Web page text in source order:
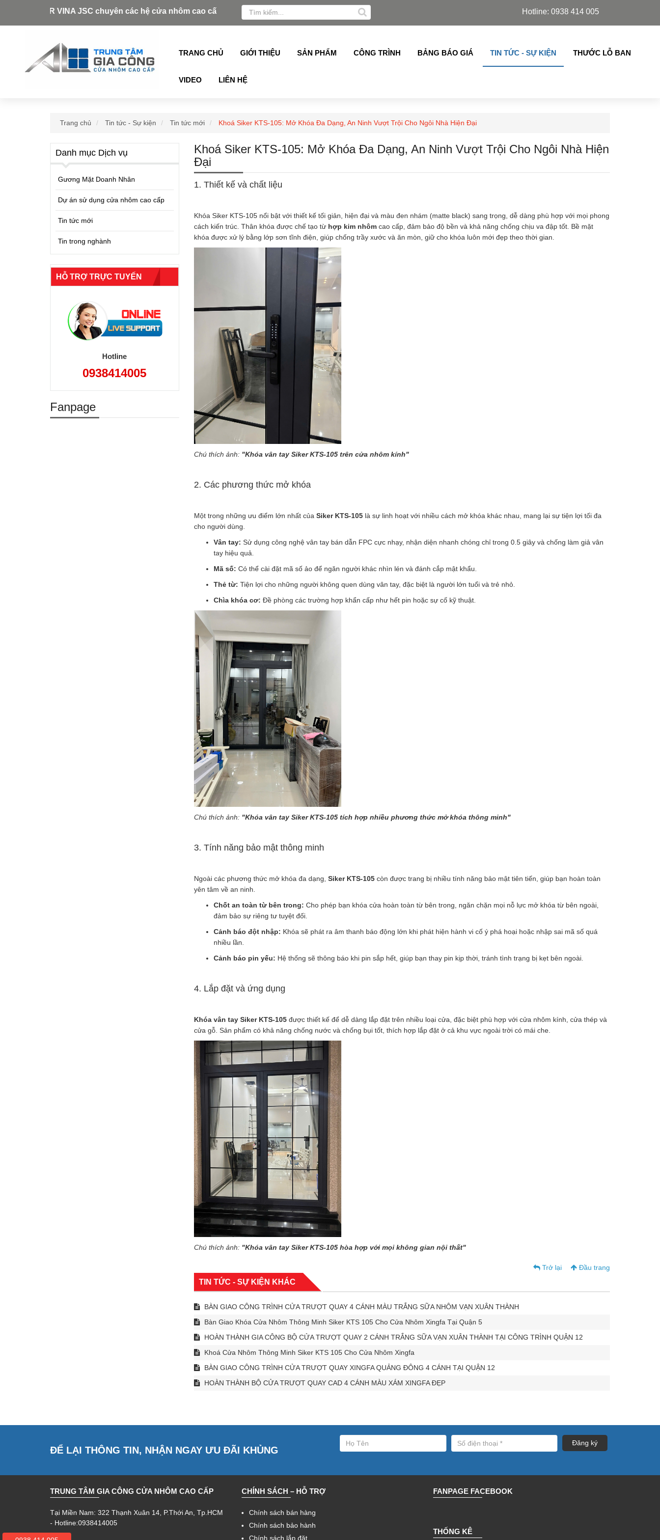
VINA JSC chuyên các hệ cửa nhôm cao cấp như: Xingfa, Alukey, Grober, Pmi, Germany, Topalu, Technan, Schuco, Slim Azdoor, cửa lá sách,chớp lật thế hệ mới nhập
Hotline: 0938 414 005
TRANG CHỦ GIỚI THIỆU SẢN PHẨM CÔNG TRÌNH BẢNG BÁO GIÁ TIN TỨC - SỰ KIỆN THƯỚC LỖ BAN
VIDEO LIÊN HỆ
Trang chủ Tin tức - Sự kiện Tin tức mới Khoá Siker KTS-105: Mở Khóa Đa Dạng, An Ninh Vượt Trội Cho Ngôi Nhà Hiện Đại
Danh mục Dịch vụ
Gương Mặt Doanh Nhân
Dự án sử dụng cửa nhôm cao cấp
Tin tức mới
Tin trong nghành
HỖ TRỢ TRỰC TUYẾN
Hotline
0938414005
Fanpage
Khoá Siker KTS-105: Mở Khóa Đa Dạng, An Ninh Vượt Trội Cho Ngôi Nhà Hiện
Đại
1. Thiết kế và chất liệu
Khóa Siker KTS-105 nổi bật với thiết kế tối giản, hiện đại và màu đen nhám (matte black) sang trọng, dễ dàng phù hợp với mọi phong
cách kiến trúc. Thân khóa được chế tạo từ hợp kim nhômcao cấp, đảm bảo độ bền và khả năng chống chịu va đập tốt. Bề mặt
khóa được xử lý bằng lớp sơn tĩnh điện, giúp chống trầy xước và ăn mòn, giữ cho khóa luôn mới đẹp theo thời gian.
Chú thích ảnh: "Khóa vân tay Siker KTS-105 trên cửa nhôm kính"
2. Các phương thức mở khóa
Một trong những ưu điểm lớn nhất của Siker KTS-105là sự linh hoạt với nhiều cách mở khóa khác nhau, mang lại sự tiện lợi tối đa
cho người dùng.
Vân tay: Sử dụng công nghệ vân tay bán dẫn FPC cực nhạy, nhận diện nhanh chóng chỉ trong 0.5 giây và chống làm giả vân
tay hiệu quả.
Mã số: Có thể cài đặt mã số ảo để ngăn người khác nhìn lén và đánh cắp mật khẩu.
Thẻ từ: Tiện lợi cho những người không quen dùng vân tay, đặc biệt là người lớn tuổi và trẻ nhỏ.
Chìa khóa cơ: Đề phòng các trường hợp khẩn cấp như hết pin hoặc sự cố kỹ thuật.
Chú thích ảnh: "Khóa vân tay Siker KTS-105 tích hợp nhiều phương thức mở khóa thông minh"
3. Tính năng bảo mật thông minh
Ngoài các phương thức mở khóa đa dạng, Siker KTS-105còn được trang bị nhiều tính năng bảo mật tiên tiến, giúp bạn hoàn toàn
yên tâm về an ninh.
Chốt an toàn từ bên trong: Cho phép bạn khóa cửa hoàn toàn từ bên trong, ngăn chặn mọi nỗ lực mở khóa từ bên ngoài,
đảm bảo sự riêng tư tuyệt đối.
Cảnh báo đột nhập: Khóa sẽ phát ra âm thanh báo động lớn khi phát hiện hành vi cố ý phá hoại hoặc nhập sai mã số quá
nhiều lần.
Cảnh báo pin yếu: Hệ thống sẽ thông báo khi pin sắp hết, giúp bạn thay pin kịp thời, tránh tình trạng bị kẹt bên ngoài.
4. Lắp đặt và ứng dụng
Khóa vân tay Siker KTS-105được thiết kế để dễ dàng lắp đặt trên nhiều loại cửa, đặc biệt phù hợp với cửa nhôm kính, cửa thép và
cửa gỗ. Sản phẩm có khả năng chống nước và chống bụi tốt, thích hợp lắp đặt ở cả khu vực ngoài trời có mái che.
Chú thích ảnh: "Khóa vân tay Siker KTS-105 hòa hợp với mọi không gian nội thất"
Trở lại Đầu trang
TIN TỨC - SỰ KIỆN KHÁC
BÀN GIAO CÔNG TRÌNH CỬA TRƯỢT QUAY 4 CÁNH MÀU TRẮNG SỮA NHÔM VẠN XUÂN THÀNH
Bàn Giao Khóa Cửa Nhôm Thông Minh Siker KTS 105 Cho Cửa Nhôm Xingfa Tại Quận 5
HOÀN THÀNH GIA CÔNG BỘ CỬA TRƯỢT QUAY 2 CÁNH TRẮNG SỮA VẠN XUÂN THÀNH TẠI CÔNG TRÌNH QUẬN 12
Khoá Cửa Nhôm Thông Minh Siker KTS 105 Cho Cửa Nhôm Xingfa
BÀN GIAO CÔNG TRÌNH CỬA TRƯỢT QUAY XINGFA QUẢNG ĐÔNG 4 CÁNH TẠI QUẬN 12
HOÀN THÀNH BỘ CỬA TRƯỢT QUAY CAD 4 CÁNH MÀU XÁM XINGFA ĐẸP
ĐỂ LẠI THÔNG TIN, NHẬN NGAY ƯU ĐÃI KHỦNG
TRUNG TÂM GIA CÔNG CỬA NHÔM CAO CẤP
Tại Miền Nam: 322 Thạnh Xuân 14, P.Thới An, Tp.HCM
- Hotline:0938414005
CHÍNH SÁCH – HỖ TRỢ
Chính sách bán hàng
Chính sách bảo hành
Chính sách lắp đặt
FANPAGE FACEBOOK
THỐNG KÊ